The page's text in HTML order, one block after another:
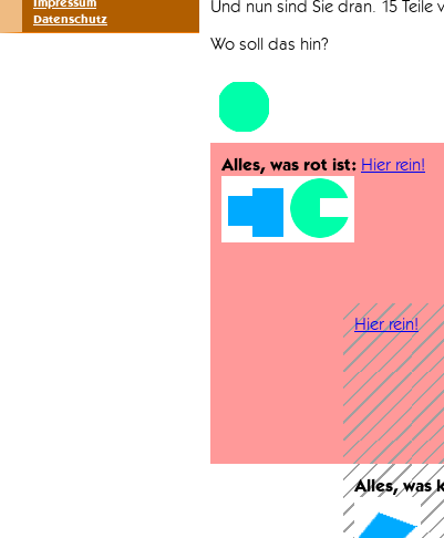
Datenschutz
Und nun sind Sie dran. 15 Teile
Wo soll das hin?
Alles, was rot ist: Hier rein!
Hier rein!
Alles, was